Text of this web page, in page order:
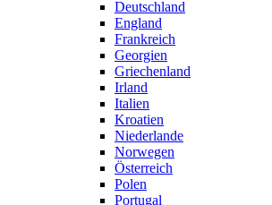
Deutschland
England
Frankreich
Georgien
Griechenland
Irland
Italien
Kroatien
Niederlande
Norwegen
Österreich
Polen
Portugal